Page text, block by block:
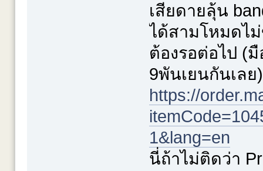
เสียดายลุ้น
ได้สามโหมดไม่
ต้องรอต่อไป (
9พันเยนกันเลย)
https://
1&lang=en
นี่ถ้าไม่ติดว่า